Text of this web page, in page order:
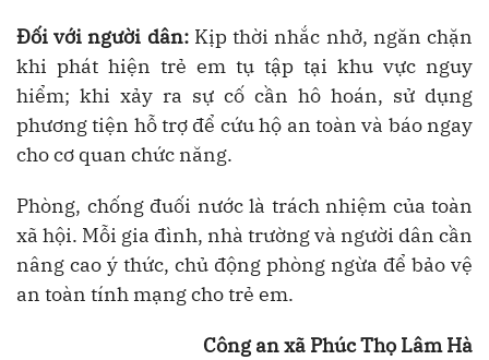
Đối với người dân:Kịp thời nhắc nhở, ngăn chặn
khi phát hiện trẻ em tụ tập tại khu vực nguy
hiểm; khi xảy ra sự cố cần hô hoán, sử dụng
phương tiện hỗ trợ để cứu hộ an toàn và báo ngay
cho cơ quan chức năng.
Phòng, chống đuối nước là trách nhiệm của toàn
xã hội. Mỗi gia đình, nhà trường và người dân cần
nâng cao ý thức, chủ động phòng ngừa để bảo vệ
an toàn tính mạng cho trẻ em.
Công an xã Phúc Thọ Lâm Hà